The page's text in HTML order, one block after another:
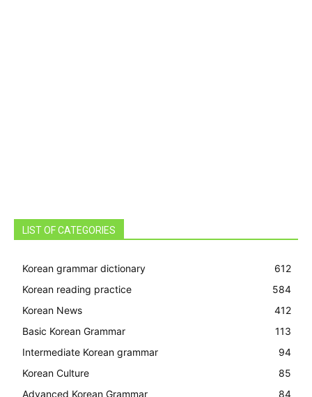
LIST OF CATEGORIES
Korean grammar dictionary
612
Korean reading practice
584
Korean News
412
Basic Korean Grammar
113
Intermediate Korean grammar
94
Korean Culture
85
Advanced Korean Grammar
84